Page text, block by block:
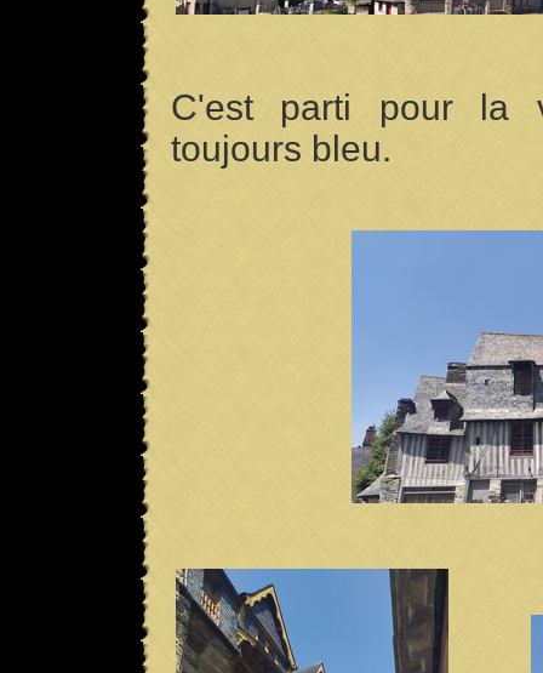
C'est parti pour la
toujours bleu.